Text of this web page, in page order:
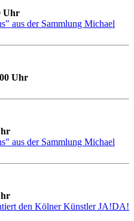
Uhr
aus der Sammlung Michael
Uhr
aus der Sammlung Michael
den Kölner Künstler JA!DA!